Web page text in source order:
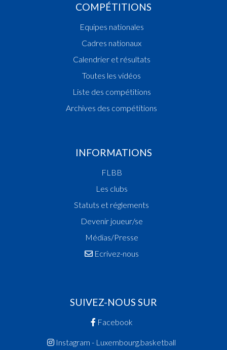
COMPÉTITIONS
Equipes nationales
Cadres nationaux
Calendrier et résultats
Toutes les vidéos
Liste des compétitions
Archives des compétitions
INFORMATIONS
FLBB
Les clubs
Statuts et réglements
Devenir joueur/se
Médias/Presse
Ecrivez-nous
SUIVEZ-NOUS SUR
Facebook
Instagram - Luxembourg.basketball